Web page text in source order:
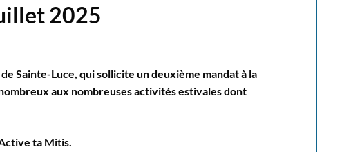
2025
Sainte-Luce, qui sollicite un deuxième mandat à la
aux nombreuses activités estivales dont
ta Mitis.